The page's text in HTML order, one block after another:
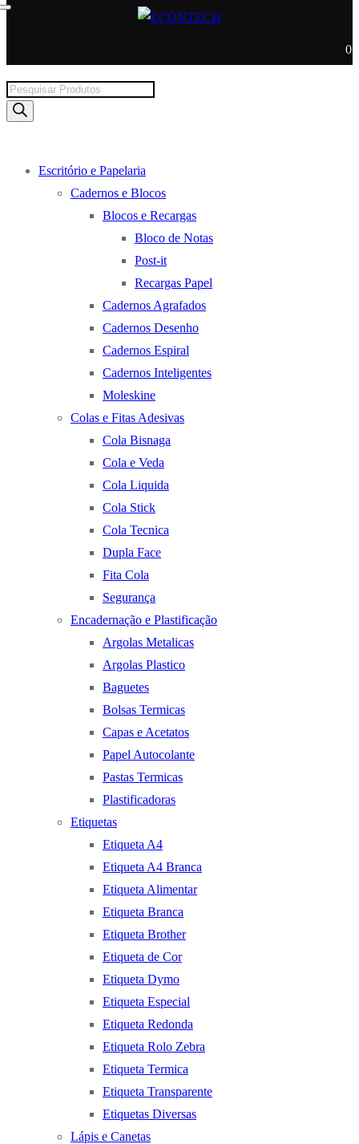
0
Products
search
Escritório e Papelaria
Cadernos e Blocos
Blocos e Recargas
Bloco de Notas
Post-it
Recargas Papel
Cadernos Agrafados
Cadernos Desenho
Cadernos Espiral
Cadernos Inteligentes
Moleskine
Colas e Fitas Adesivas
Cola Bisnaga
Cola e Veda
Cola Liquida
Cola Stick
Cola Tecnica
Dupla Face
Fita Cola
Segurança
Encadernação e Plastificação
Argolas Metalicas
Argolas Plastico
Baguetes
Bolsas Termicas
Capas e Acetatos
Papel Autocolante
Pastas Termicas
Plastificadoras
Etiquetas
Etiqueta A4
Etiqueta A4 Branca
Etiqueta Alimentar
Etiqueta Branca
Etiqueta Brother
Etiqueta de Cor
Etiqueta Dymo
Etiqueta Especial
Etiqueta Redonda
Etiqueta Rolo Zebra
Etiqueta Termica
Etiqueta Transparente
Etiquetas Diversas
Lápis e Canetas